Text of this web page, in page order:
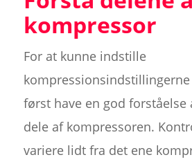
kompressor
For at kunne indstille
først have en god forståelse
dele af kompressoren.
variere lidt fra det ene